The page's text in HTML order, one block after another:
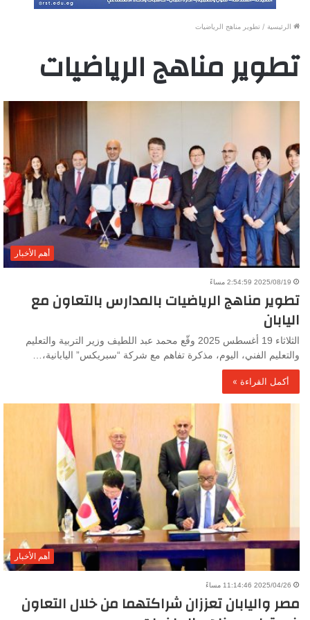
الرئيسية / تطوير مناهج الرياضيات
تطوير مناهج الرياضيات
أهم الأخبار
2025/08/19 2:54:59 مساءً
تطوير مناهج الرياضيات بالمدارس بالتعاون مع
اليابان
الثلاثاء 19 أغسطس 2025 وقّع محمد عبد اللطيف وزير التربية والتعليم
والتعليم الفني، اليوم، مذكرة تفاهم مع شركة “سبريكس” اليابانية،…
أكمل القراءة »
أهم الأخبار
2025/04/26 11:14:46 مساءً
مصر واليابان تعززان شراكتهما من خلال التعاون